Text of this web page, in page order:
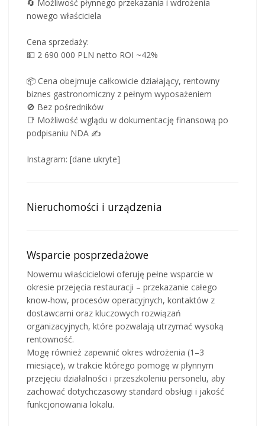
🔄 Możliwość płynnego przekazania i wdrożenia
nowego właściciela
Cena sprzedaży:
💵 2 690 000 PLN netto ROI ~42%
📦 Cena obejmuje całkowicie działający, rentowny
biznes gastronomiczny z pełnym wyposażeniem
🚫 Bez pośredników
📑 Możliwość wglądu w dokumentację finansową po
podpisaniu NDA ✍️
Instagram: [dane ukryte]
Nieruchomości i urządzenia
Wsparcie posprzedażowe
Nowemu właścicielowi oferuję pełne wsparcie w
okresie przejęcia restauracji – przekazanie całego
know-how, procesów operacyjnych, kontaktów z
dostawcami oraz kluczowych rozwiązań
organizacyjnych, które pozwalają utrzymać wysoką
rentowność.
Mogę również zapewnić okres wdrożenia (1–3
miesiące), w trakcie którego pomogę w płynnym
przejęciu działalności i przeszkoleniu personelu, aby
zachować dotychczasowy standard obsługi i jakość
funkcjonowania lokalu.